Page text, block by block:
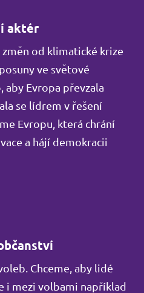
aktér
od klimatické krize
ve světové
Evropa převzala
se lídrem v řešení
Evropu, která chrání
a hájí demokracii
Chceme, aby lidé
i mezi volbami například